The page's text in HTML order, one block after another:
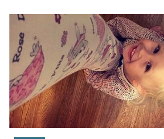
razveselili.